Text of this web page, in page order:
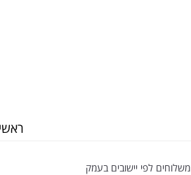
ראשי
משלוחים לפי יישובים בעמק